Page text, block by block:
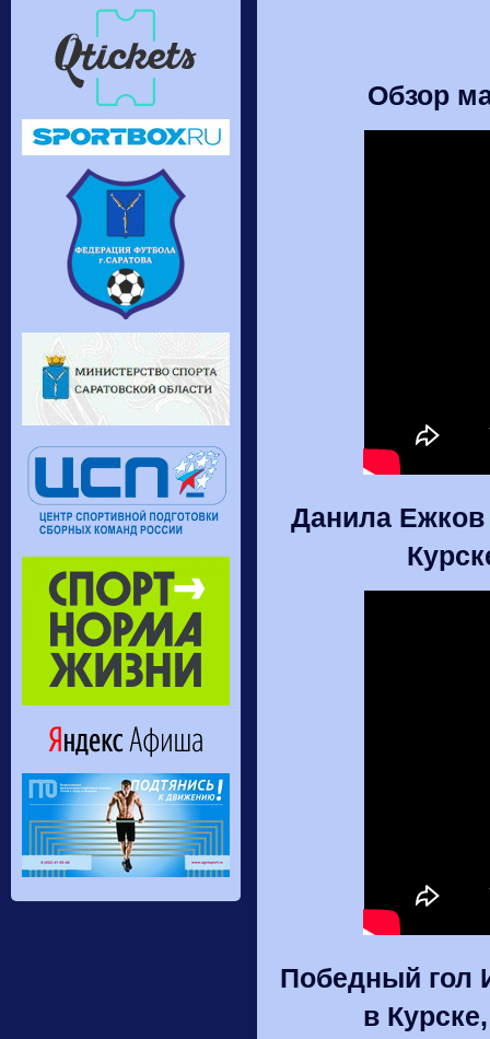
Обзор
Данила Ежков
Победный гол
в